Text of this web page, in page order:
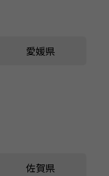
愛媛県
佐賀県